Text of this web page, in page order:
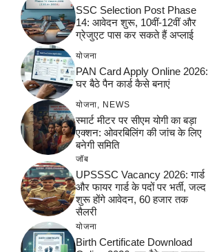
SSC Selection Post Phase
14: आवेदन शुरू, 10वीं-12वीं और
ग्रेजुएट पास कर सकते हैं अप्लाई
योजना
PAN Card Apply Online 2026:
घर बैठे पैन कार्ड कैसे बनाएं
योजना NEWS
स्मार्ट मीटर पर सीएम योगी का बड़ा
एक्शन: ओवरबिलिंग की जांच के लिए
बनेगी समिति
जॉब
UPSSSC Vacancy 2026: गार्ड
और फायर गार्ड के पदों पर भर्ती, जल्द
शुरू होंगे आवेदन, 60 हजार तक
सैलरी
योजना
Birth Certificate Download